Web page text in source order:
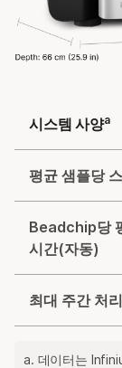
시스템 사양a
평균 샘플당
Beadchip당
시간(자동)
최대 주간 처
a. 데이터는